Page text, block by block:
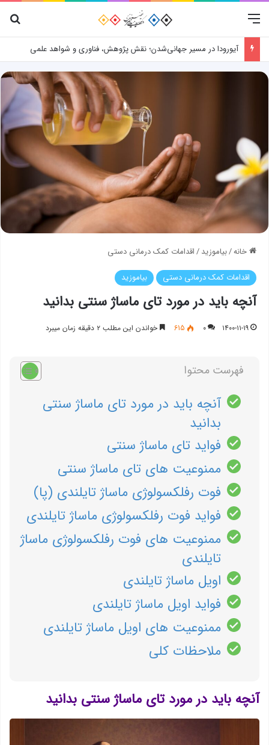
منو
آیورودا در مسیر جهانی‌شدن؛ نقش پژوهش، فناوری و شواهد علمی
خانه/بیاموزید/اقدامات کمک درمانی دستی
اقدامات کمک درمانی دستی بیاموزید
آنچه باید در مورد تای ماساژ سنتی بدانید
۱۴۰۰-۱۱-۱۹ ۰ 615 خواندن این مطلب ۲ دقیقه زمان میبرد
فهرست محتوا
آنچه باید در مورد تای ماساژ سنتی
بدانید
فواید تای ماساژ سنتی
ممنوعیت های تای ماساژ سنتی
فوت رفلكسولوژی ماساژ تایلندی (پا)
فواید فوت رفلكسولوژی ماساژ تایلندی
ممنوعیت های فوت رفلكسولوژی ماساژ
تایلندی
اویل ماساژ تایلندی
فواید اویل ماساژ تایلندی
ممنوعیت های اویل ماساژ تایلندی
ملاحظات كلی
آنچه باید در مورد تای ماساژ سنتی بدانید